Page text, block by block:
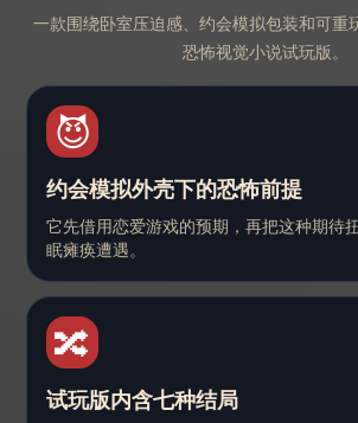
一款围绕卧室压迫感、约会模拟包装和可重
恐怖视觉小说试玩版。
😈
约会模拟外壳下的恐怖前提
它先借用恋爱游戏的预期，再把这种期待
眠瘫痪遭遇。
🔀
试玩版内含七种结局